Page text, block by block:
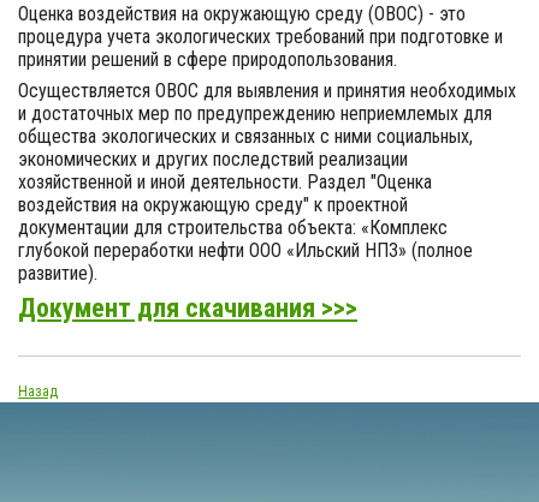
Оценка воздействия на окружающую среду (ОВОС) - это
процедура учета экологических требований при подготовке и
принятии решений в сфере природопользования.
Осуществляется ОВОС для выявления и принятия необходимых
и достаточных мер по предупреждению неприемлемых для
общества экологических и связанных с ними социальных,
экономических и других последствий реализации
хозяйственной и иной деятельности. Раздел "Оценка
воздействия на окружающую среду" к проектной
документации для строительства объекта: «Комплекс
глубокой переработки нефти ООО «Ильский НПЗ» (полное
развитие).
Документ для скачивания >>>
Назад